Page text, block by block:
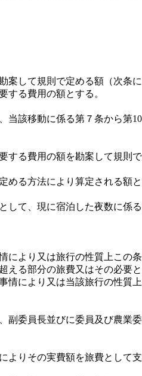
して規則で定める額（次条
する費用の額とする。
該移動に係る第７条から第
る費用の額を勘案して規則
る方法により算定される額と
て、現に宿泊した夜数に係
より又は旅行の性質上この
る部分の旅費又はその必要
により又は当該旅行の性質
委員長並びに委員及び農業
りその実費額を旅費として支